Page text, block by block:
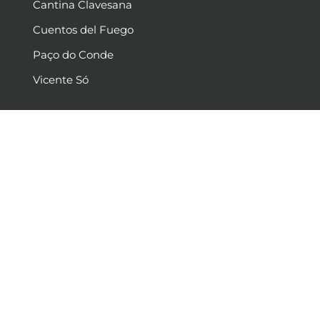
Cantina Clavesana
Cuentos del Fuego
Paço do Conde
Vicente Só